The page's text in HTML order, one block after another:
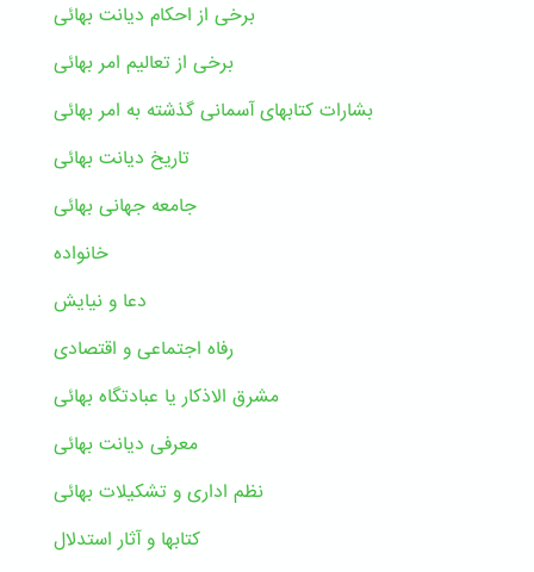
برخی از احکام دیانت بهائی
برخی از تعالیم امر بهائی
بشارات کتابهای آسمانی گذشته به امر بهائی
تاریخ دیانت بهائی
جامعه جهانی بهائی
خانواده
دعا و نیایش
رفاه اجتماعی و اقتصادی
مشرق الاذکار یا عبادتگاه بهائی
معرفی دیانت بهائی
نظم اداری و تشکیلات بهائی
کتابها و آثار استدلال